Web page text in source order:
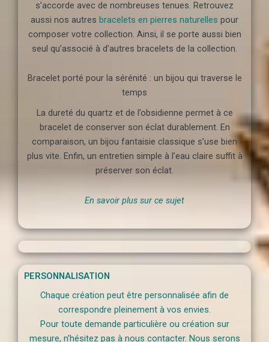
s’accorde avec de nombreuses tenues. Retrouvez
aussi nos autres bracelets en pierres naturelles pour
composer votre collection. Ainsi, il se porte aussi bien
seul qu’associé à d’autres bracelets de la collection.
Bracelet porté pour la sérénité : un bijou qui traverse le
temps
La dureté du quartz et de l’obsidienne permet à ce
bracelet de conserver son éclat durablement. En
comparaison, un bijou fantaisie classique s’use bien
plus vite. Enfin, un entretien simple à l’eau claire suffit à
préserver son éclat.
En savoir plus sur ce sujet
PERSONNALISATION
Chaque création peut être personnalisée afin de
correspondre pleinement à vos envies.
Pour toute demande particulière ou création sur
mesure, n’hésitez pas à nous contacter. Nous serons